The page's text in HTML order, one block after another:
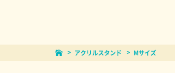
アクリルスタンド Mサイズ